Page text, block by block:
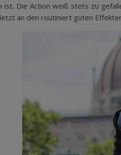
ist. Die Action weiß stets zu
an den routiniert guten